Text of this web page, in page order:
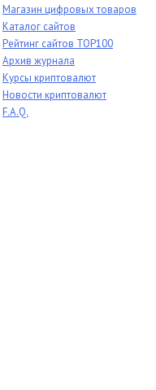
Магазин цифровых товаров
Каталог сайтов
Рейтинг сайтов TOP100
Архив журнала
Курсы криптовалют
Новости криптовалют
F.A.Q.